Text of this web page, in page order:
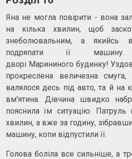
Яна не могла повірити - вона
на кілька хвилин, щоб
знеболювальним, а якийсь
подряпати її
дворі Марининого будинку!
прокреслена величезна
валялося десь під авто, та й на
вм'ятина. Дівчина швидко
пояснила їм ситуацію. Патруль
хвилин, а вже за годину,
машину, копи відпустили її.
Голова боліла все сильніше, а